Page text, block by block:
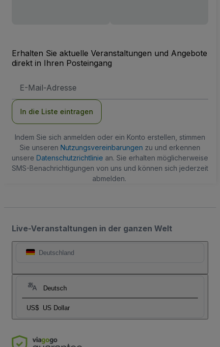
Erhalten Sie aktuelle Veranstaltungen und Angebote
direkt in Ihren Posteingang
Mail-
In die Liste eintragen
Indem Sie sich anmelden oder ein Konto erstellen, stimmen
Sie unseren Nutzungsvereinbarungen zu und erkennen
unsere Datenschutzrichtlinie an. Sie erhalten möglicherweise
SMS-Benachrichtigungen von uns und können sich jederzeit
abmelden.
Live-Veranstaltungen in der ganzen Welt
Deutschland
Deutsch
US$ US Dollar